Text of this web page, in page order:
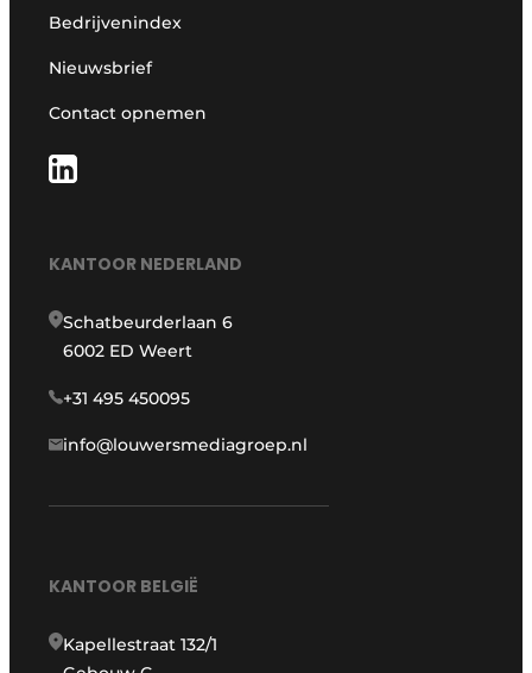
Bedrijvenindex
Nieuwsbrief
Contact opnemen
KANTOOR NEDERLAND
Schatbeurderlaan 6
6002 ED Weert
+31 495 450095
info@louwersmediagroep.nl
KANTOOR BELGIË
Kapellestraat 132/1